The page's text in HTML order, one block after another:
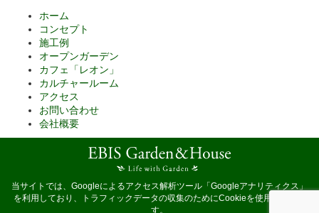
ホーム
コンセプト
施工例
オープンガーデン
カフェ「レオン」
カルチャールーム
アクセス
お問い合わせ
会社概要
当サイトでは、Googleによるアクセス解析ツール「Googleアナリティクス」
を利用しており、トラフィックデータの収集のためにCookieを使用していま
す。